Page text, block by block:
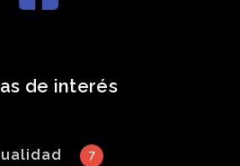
de interés
7